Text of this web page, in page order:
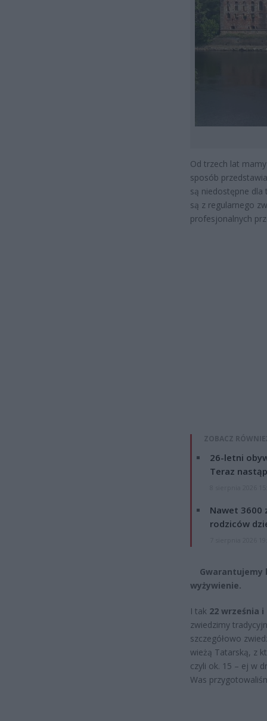
Od trzech lat
sposób
są niedostępne
są z regularnego
profesjonalnych
ZOBACZ
26-letni
Teraz
Nawet 3600
rodziców
Gwarantujemy
wyżywienie.
I tak 22 września
zwiedzimy
szczegółowo
wieżą Tatarską, z
czyli ok. 15 – ej w
Was